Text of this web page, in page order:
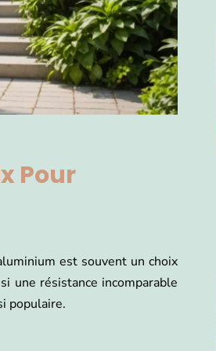
Pour
est souvent un choix
une résistance incomparable
populaire.